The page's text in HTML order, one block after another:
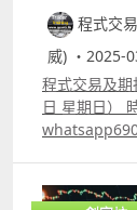
程式交
威) ・2025-
程式交易及
日 星期日） 時間 早上
Footprint